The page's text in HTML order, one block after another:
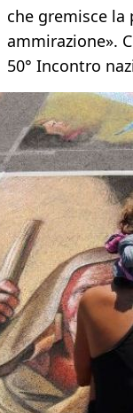
che gremisce la
ammirazione».
50° Incontro